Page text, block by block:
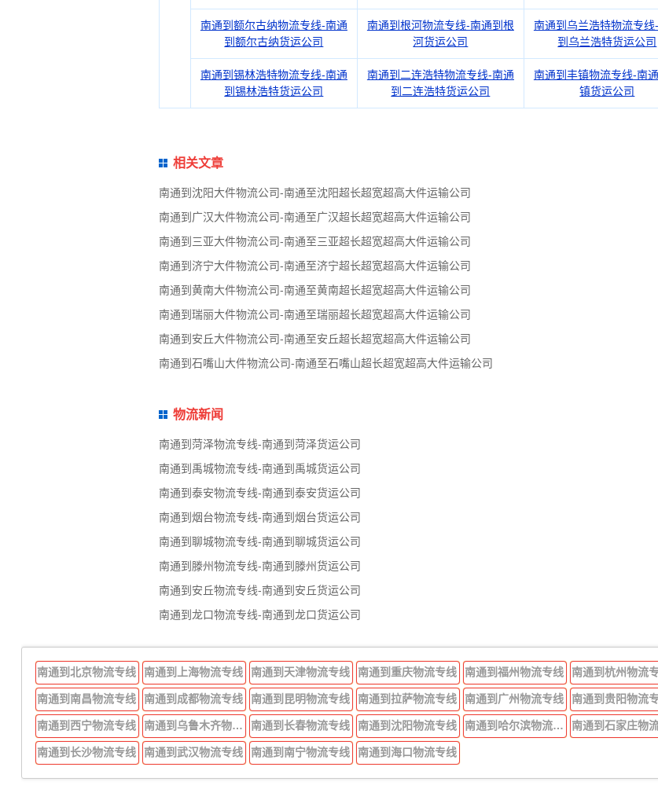
南通到额尔古纳物流专线-南通
到额尔古纳货运公司
南通到根河物流专线-南通到根
河货运公司
南通到乌兰浩特物流专线
到乌兰浩特货运公司
南通到锡林浩特物流专线-南通
到锡林浩特货运公司
南通到二连浩特物流专线-南通
到二连浩特货运公司
南通到丰镇物流专线-南
镇货运公司
相关文章
南通到沈阳大件物流公司-南通至沈阳超长超宽超高大件运输公司
南通到广汉大件物流公司-南通至广汉超长超宽超高大件运输公司
南通到三亚大件物流公司-南通至三亚超长超宽超高大件运输公司
南通到济宁大件物流公司-南通至济宁超长超宽超高大件运输公司
南通到黄南大件物流公司-南通至黄南超长超宽超高大件运输公司
南通到瑞丽大件物流公司-南通至瑞丽超长超宽超高大件运输公司
南通到安丘大件物流公司-南通至安丘超长超宽超高大件运输公司
南通到石嘴山大件物流公司-南通至石嘴山超长超宽超高大件运输公司
物流新闻
南通到菏泽物流专线-南通到菏泽货运公司
南通到禹城物流专线-南通到禹城货运公司
南通到泰安物流专线-南通到泰安货运公司
南通到烟台物流专线-南通到烟台货运公司
南通到聊城物流专线-南通到聊城货运公司
南通到滕州物流专线-南通到滕州货运公司
南通到安丘物流专线-南通到安丘货运公司
南通到龙口物流专线-南通到龙口货运公司
南通到北京物流专线 南通到上海物流专线 南通到天津物流专线 南通到重庆物流专线 南通到福州物流专线 南通到杭州物流
南通到南昌物流专线 南通到成都物流专线 南通到昆明物流专线 南通到拉萨物流专线 南通到广州物流专线 南通到贵阳物流
南通到西宁物流专线 南通到乌鲁木齐物流专线 南通到长春物流专线 南通到沈阳物流专线 南通到哈尔滨物流专线
南通到长沙物流专线 南通到武汉物流专线 南通到南宁物流专线 南通到海口物流专线